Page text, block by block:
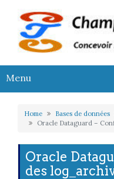
content
Menu
Home Bases de données
Oracle Dataguard –
Oracle
des